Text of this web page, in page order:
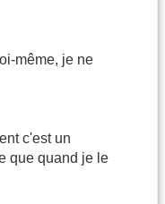
même, je ne
c'est un
que quand je le